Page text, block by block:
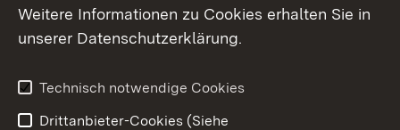
Erklärung zur
Benutzungshinweise
Weitere Informationen zu Cookies erhalten Sie in
unserer Datenschutzerklärung.
Technisch notwendige Cookies
Drittanbieter-Cookies (Siehe